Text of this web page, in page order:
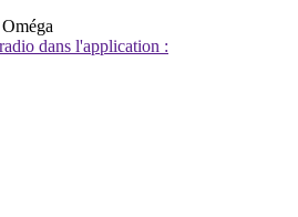
dans l'application :